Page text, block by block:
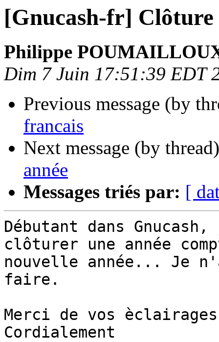
[Gnucash-fr] Clôture
Philippe
Dim 7 Juin 17:51:39 EDT
Previous message (by
francais
Next message (by
année
Messages triés par: [
Débutant dans
clôturer une année
nouvelle année... Je
faire.
Merci de vos èclairages
Cordialement